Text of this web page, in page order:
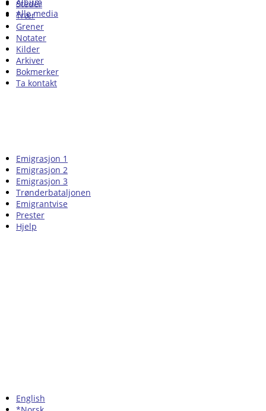
Alle media
Steder
Trær
Grener
Notater
Kilder
Arkiver
Bokmerker
Ta kontakt
Emigrasjon 1
Emigrasjon 2
Emigrasjon 3
Trønderbataljonen
Emigrantvise
Prester
Hjelp
English